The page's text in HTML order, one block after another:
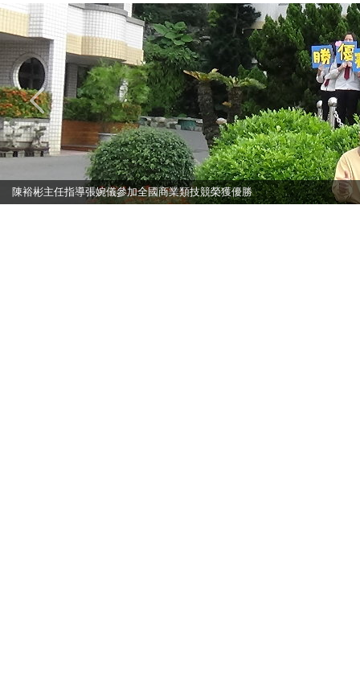
陳裕彬主任指導張婉儀參加全國商業類技競榮獲優勝
<